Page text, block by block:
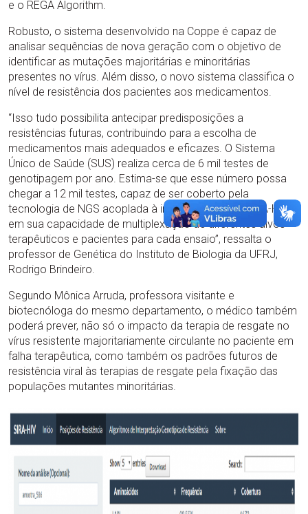
e o REGA Algorithm.
Robusto, o sistema desenvolvido na Coppe é capaz de
analisar sequências de nova geração com o objetivo de
identificar as mutações majoritárias e minoritárias
presentes no vírus. Além disso, o novo sistema classifica o
nível de resistência dos pacientes aos medicamentos.
“Isso tudo possibilita antecipar predisposições a
resistências futuras, contribuindo para a escolha de
medicamentos mais adequados e eficazes. O Sistema
Único de Saúde (SUS) realiza cerca de 6 mil testes de
genotipagem por ano. Estima-se que esse número possa
chegar a 12 mil testes, capaz de ser coberto pela
tecnologia de NGS acoplada à interpretação do SIRA-HIV”,
em sua capacidade de multiplexação de diferentes alvos
terapêuticos e pacientes para cada ensaio”, ressalta o
professor de Genética do Instituto de Biologia da UFRJ,
Rodrigo Brindeiro.
Segundo Mônica Arruda, professora visitante e
biotecnóloga do mesmo departamento, o médico também
poderá prever, não só o impacto da terapia de resgate no
vírus resistente majoritariamente circulante no paciente em
falha terapêutica, como também os padrões futuros de
resistência viral às terapias de resgate pela fixação das
populações mutantes minoritárias.